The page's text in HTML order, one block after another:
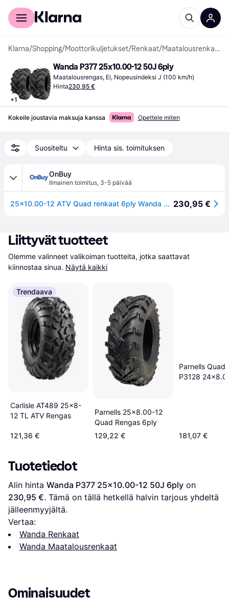
Kuluttajille
Klarna/Shopping/Moottorikuljetukset/Renkaat/ Maatalousrenkaat
+1
Wanda P377 25x10.00-12 50J 6ply
Maatalousrengas, Ei, Nopeusindeksi J (100 km/h)
Hinta230,95 €
Kokeile joustavia maksuja kanssa Opettele miten
Suositeltu Hinta sis. toimituksen
OnBuy
Ilmainen toimitus, 3-5 päivää
25x10.00-12 ATV Quad renkaat 6ply Wanda P377 E-Marked Road Legal 50J (2 kpl) 230,95 €
Liittyvät tuotteet
Olemme valinneet valikoiman tuotteita, jotka saattavat
kiinnostaa sinua. Näytä kaikki
Trendaava
Carlisle AT489 25x8-
12 TL ATV Rengas
121,36 €
Parnells 25x8.00-12
Quad Rengas 6ply
129,22 €
Parnells Quad
P3128
181,07 €
Tuotetiedot
Alin hinta Wanda P377 25x10.00-12 50J 6ply
230,95 €. Tämä on tällä hetkellä halvin tarjous yhdeltä
jälleenmyyjältä.
Vertaa:
Wanda Renkaat
Wanda Maatalousrenkaat
Ominaisuudet